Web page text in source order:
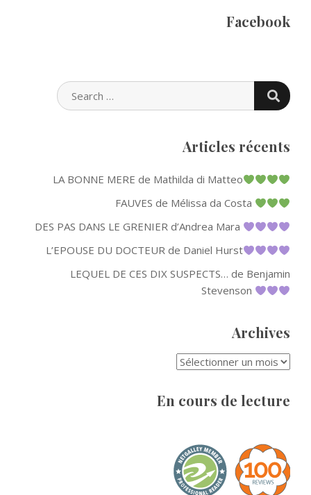
Facebook
SEARCH
FOR:
Articles récents
LA BONNE MERE de Mathilda di Matteo
FAUVES de Mélissa da Costa
DES PAS DANS LE GRENIER d’Andrea Mara
L’EPOUSE DU DOCTEUR de Daniel Hurst
LEQUEL DE CES DIX SUSPECTS… de Benjamin
Stevenson
Archives
En cours de lecture